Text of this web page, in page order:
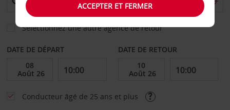
Sélectionnez une autre agence de retour
DATE DE DÉPART DATE DE RETOUR
Conducteur âgé de 25 ans et plus
ACCEPTER ET FERMER